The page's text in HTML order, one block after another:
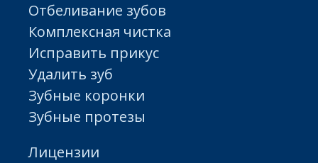
Отбеливание зубов
Комплексная чистка
Исправить прикус
Удалить зуб
Зубные коронки
Зубные протезы
Лицензии